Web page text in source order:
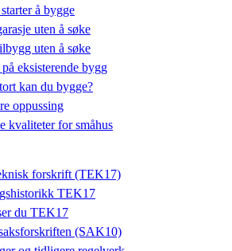
å bygge
uten å søke
uten å søke
eksisterende bygg
kan du bygge?
oppussing
kvaliteter for småhus
forskrift (TEK17)
TEK17
du TEK17
(SAK10)